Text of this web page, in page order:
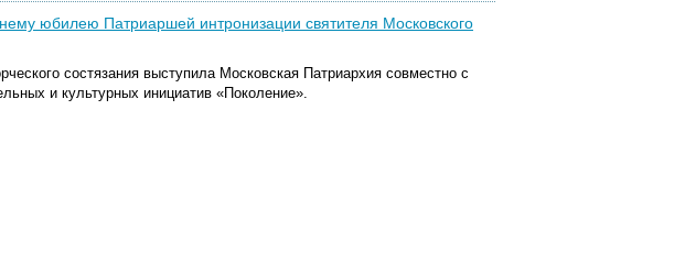
юбилею Патриаршей интронизации святителя Московского
состязания выступилаМосковская Патриархия совместно с
и культурных инициатив «Поколение».